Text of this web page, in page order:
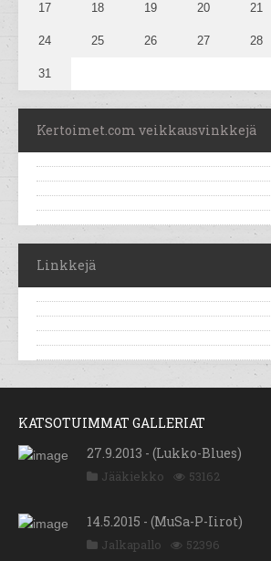
17 18 19 20 21
24 25 26 27 28
31
Kertoimet.com veikkausvinkkejä
Linkkejä
KATSOTUIMMAT GALLERIAT
27.9.2013 - (Lukko-Blues)
Jääkiekko 53162
14.5.2015 - (MuSa-P-Iirot)
Jalkapallo 52396